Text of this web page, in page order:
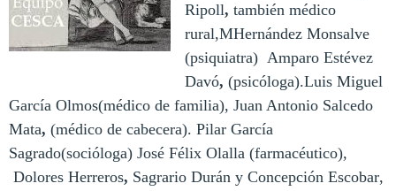
Ripoll, también médico
rural,MHernández Monsalve
(psiquiatra) Amparo Estévez
Davó, (psicóloga).Luis Miguel
García Olmos(médico de familia), Juan Antonio Salcedo
Mata, (médico de cabecera). Pilar García
Sagrado(socióloga) José Félix Olalla (farmacéutico),
Dolores Herreros, Sagrario Durán y Concepción Escobar,